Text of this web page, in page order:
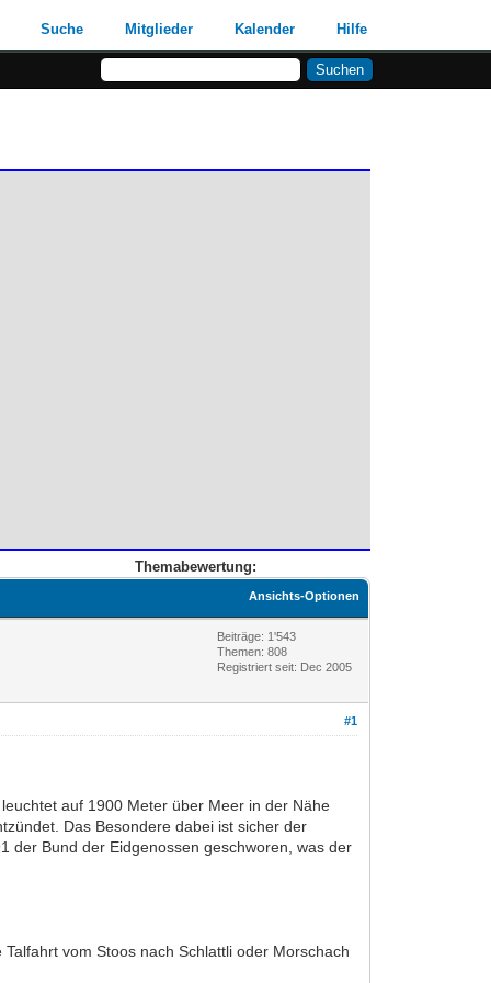
Suche Mitglieder Kalender Hilfe
Themabewertung:
Ansichts-Optionen
Beiträge: 1'543
Themen: 808
Registriert seit: Dec 2005
#1
auf 1900 Meter über Meer in der Nähe
Das Besondere dabei ist sicher der
der Bund der Eidgenossen geschworen, was der
vom Stoos nach Schlattli oder Morschach